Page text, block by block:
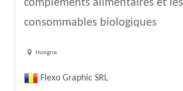
compléments alimentaires et les
consommables biologiques
Hongrie
Flexo Graphic SRL